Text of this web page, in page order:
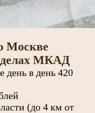
Москве
МКАД
день в день 420
(до 4 км от